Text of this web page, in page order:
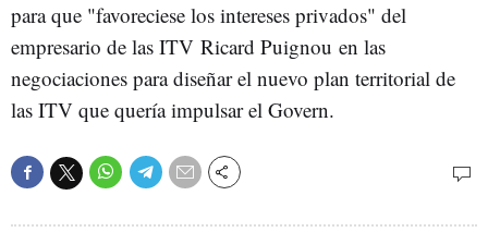
para que "favoreciese los intereses privados" del
empresario de las ITV Ricard Puignou en las
negociaciones para diseñar el nuevo plan territorial de
las ITV que quería impulsar el Govern.